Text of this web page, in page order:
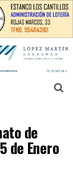
de
de Enero